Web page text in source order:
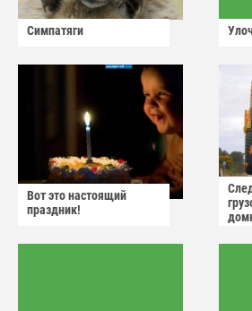
Симпатяги
Вот это настоящий
праздник!